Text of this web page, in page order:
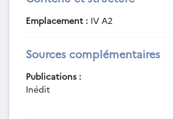
Emplacement : IV A2
Sources complémentaires
Publications :
Inédit